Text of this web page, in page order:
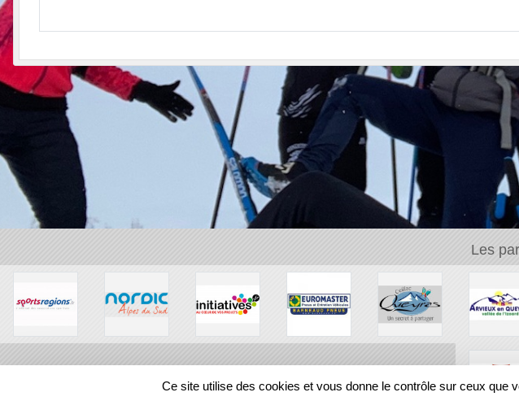
Les
Ce site utilise des cookies et vous donne le contrôle sur ceux que